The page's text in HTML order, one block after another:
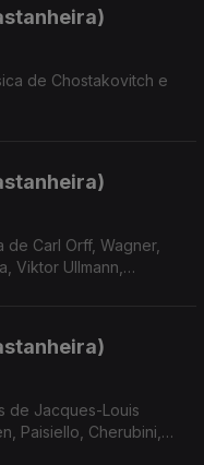
de Chostakovitch e
Carl Orff, Wagner,
Viktor Ullmann,
de Jacques-Louis
Paisiello, Cherubini,